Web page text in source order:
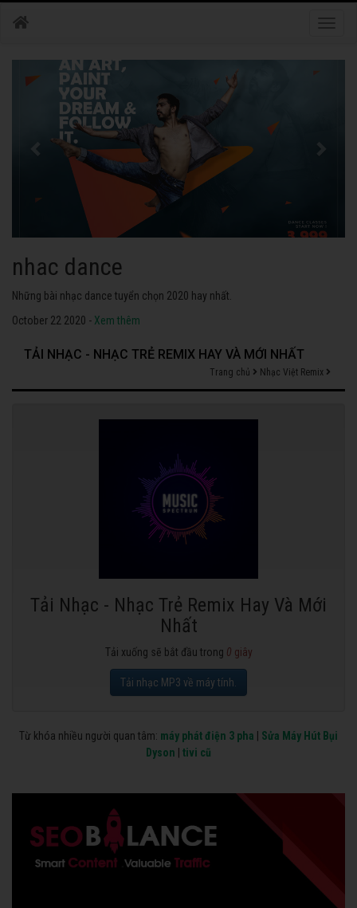
nhac dance
Những bài nhạc dance tuyển chọn 2020 hay nhất.
October 22 2020 - Xem thêm
TẢI NHẠC - NHẠC TRẺ REMIX HAY VÀ MỚI NHẤT
Trang chủ Nhạc Việt Remix
Tải Nhạc - Nhạc Trẻ Remix Hay Và Mới
Nhất
Tải xuống sẽ bắt đầu trong 0 giây
Tải nhạc MP3 về máy tính.
Từ khóa nhiều người quan tâm: máy phát điện 3 pha
Sửa Máy Hút Bụi
Dyson
tivi cũ